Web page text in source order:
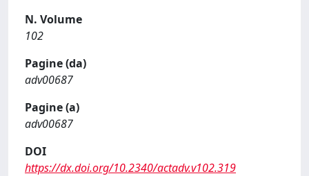
N. Volume
102
Pagine (da)
adv00687
Pagine (a)
adv00687
DOI
https://dx.doi.org/10.2340/actadv.v102.319